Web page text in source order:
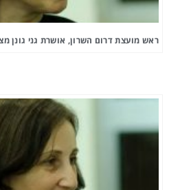
ראש מועצת דרום השרון, אושרת גני גונן